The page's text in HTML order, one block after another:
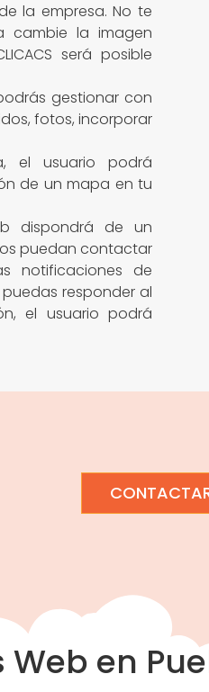
la empresa. No te
cambie la imagen
será posible
gestionar con
fotos, incorporar
el usuario podrá
de un mapa en tu
dispondrá de un
puedan contactar
notificaciones de
responder al
el usuario podrá
Web en